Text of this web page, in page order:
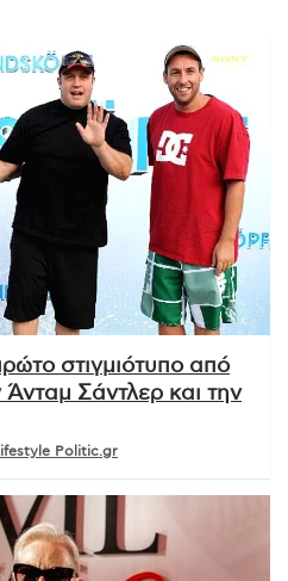
στιγμιότυπο από
Σάντλερ και την
Politic.gr